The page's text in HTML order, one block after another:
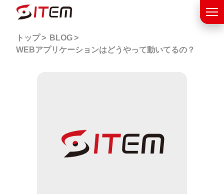
トップ
BLOG
WEBアプリケーションはどうやって動いてるの？